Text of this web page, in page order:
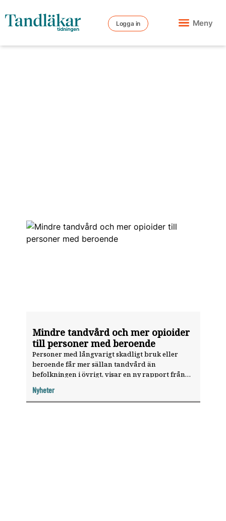
Logga in Meny
Mindre tandvård och mer opioider
till personer med beroende
Personer med långvarigt skadligt bruk eller
beroende får mer sällan tandvård än
befolkningen i övrigt, visar en ny rapport från
Nyheter